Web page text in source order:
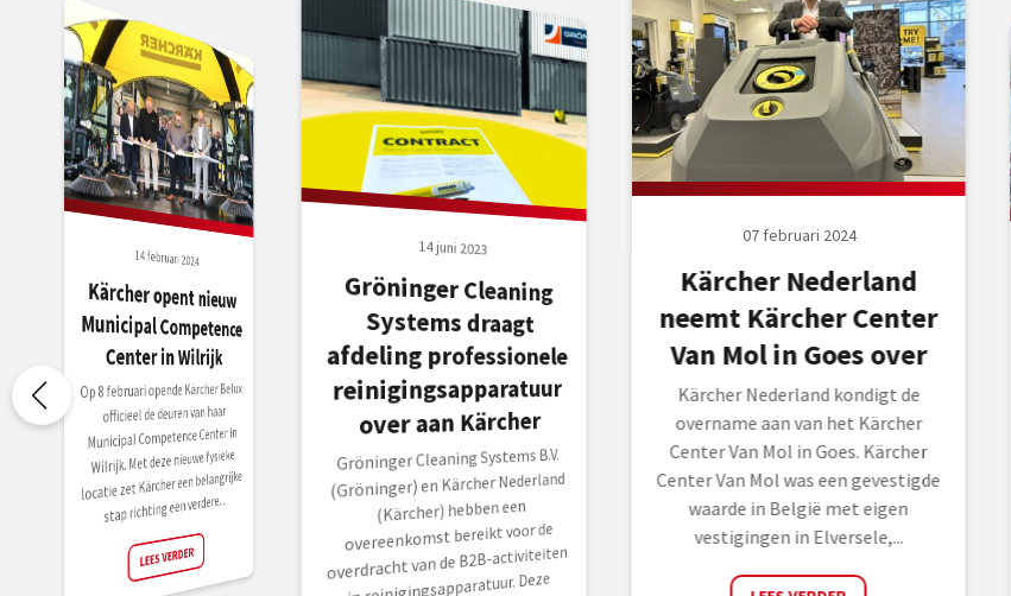
14 februari 2024
Kärcher opent nieuw
Municipal Competence
Center in Wilrijk
Op 8 februari opende Kärcher Belux
officieel de deuren van haar
Municipal Competence Center in
Wilrijk. Met deze nieuwe fysieke
locatie zet Kärcher een belangrijke
stap richting een verdere...
LEES VERDER
14 juni 2023
Gröninger Cleaning
Systems draagt
afdeling professionele
reinigingsapparatuur
over aan Kärcher
Gröninger Cleaning Systems B.V.
(Gröninger) en Kärcher Nederland
(Kärcher) hebben een
overeenkomst bereikt voor de
overdracht van de B2B-activiteiten
07 februari 2024
Kärcher Nederland
neemt Kärcher Center
Van Mol in Goes over
Kärcher Nederland kondigt de
overname aan van het Kärcher
Center Van Mol in Goes. Kärcher
Center Van Mol was een gevestigde
waarde in België met eigen
vestigingen in Elversele,...